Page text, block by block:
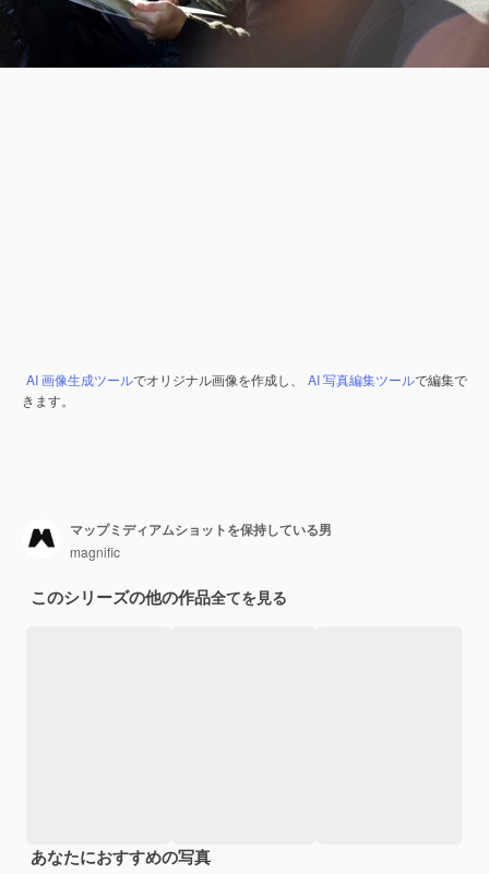
AI 画像生成ツールでオリジナル画像を作成し、 AI 写真編集ツールで編集で
きます。
マップミディアムショットを保持している男
magnific
このシリーズの他の作品全てを見る
あなたにおすすめの写真